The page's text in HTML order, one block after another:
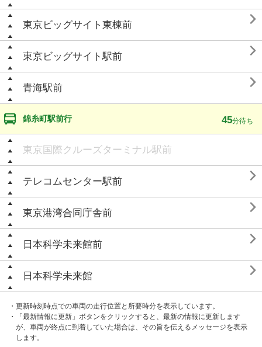
東京ビッグサイト東棟前 
東京ビッグサイト駅前 
青海駅前 
錦糸町駅前行 45分待ち
東京国際クルーズターミナル駅前
テレコムセンター駅前 
東京港湾合同庁舎前 
日本科学未来館前 
日本科学未来館 
・更新時刻時点での車両の走行位置と所要時分を表示しています。
・「最新情報に更新」ボタンをクリックすると、最新の情報に更新します
が、車両が終点に到着していた場合は、その旨を伝えるメッセージを表示
します。